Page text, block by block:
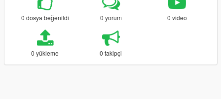
0 dosya beğenildi 0 yorum 0 video
0 yükleme 0 takipçi